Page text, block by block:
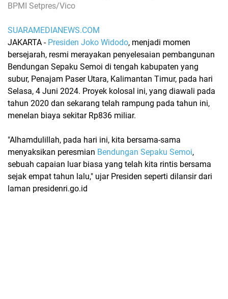
BPMI Setpres/Vico
SUARAMEDIANEWS.COM
JAKARTA - Presiden Joko Widodo, menjadi momen
bersejarah, resmi merayakan penyelesaian pembangunan
Bendungan Sepaku Semoi di tengah kabupaten yang
subur, Penajam Paser Utara, Kalimantan Timur, pada hari
Selasa, 4 Juni 2024. Proyek kolosal ini, yang diawali pada
tahun 2020 dan sekarang telah rampung pada tahun ini,
menelan biaya sekitar Rp836 miliar.
"Alhamdulillah, pada hari ini, kita bersama-sama
menyaksikan peresmian Bendungan Sepaku Semoi,
sebuah capaian luar biasa yang telah kita rintis bersama
sejak empat tahun lalu," ujar Presiden seperti dilansir dari
laman presidenri.go.id